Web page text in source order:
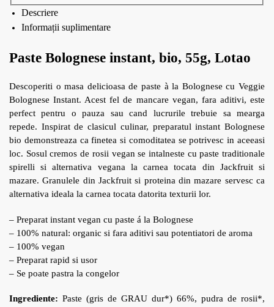
Descriere
Informații suplimentare
Paste Bolognese instant, bio, 55g, Lotao
Descoperiti o masa delicioasa de paste à la Bolognese cu Veggie
Bolognese Instant. Acest fel de mancare vegan, fara aditivi, este
perfect pentru o pauza sau cand lucrurile trebuie sa mearga
repede. Inspirat de clasicul culinar, preparatul instant Bolognese
bio demonstreaza ca finetea si comoditatea se potrivesc in aceeasi
loc. Sosul cremos de rosii vegan se intalneste cu paste traditionale
spirelli si alternativa vegana la carnea tocata din Jackfruit si
mazare. Granulele din Jackfruit si proteina din mazare servesc ca
alternativa ideala la carnea tocata datorita texturii lor.
– Preparat instant vegan cu paste á la Bolognese
– 100% natural: organic si fara aditivi sau potentiatori de aroma
– 100% vegan
– Preparat rapid si usor
– Se poate pastra la congelor
Ingrediente: Paste (gris de GRAU dur*) 66%, pudra de rosii*,